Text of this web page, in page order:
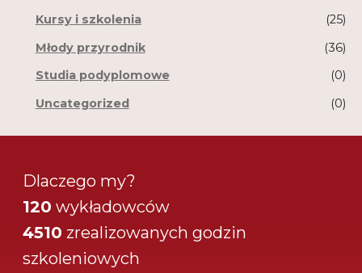
Kursy i szkolenia
(25)
Młody przyrodnik
(36)
Studia podyplomowe
(0)
Uncategorized
(0)
Dlaczego my?
120 wykładowców
4510 zrealizowanych godzin
szkoleniowych